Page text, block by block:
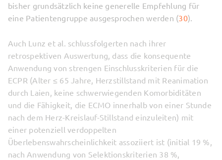
bisher grundsätzlich keine generelle Empfehlung für
eine Patientengruppe ausgesprochen werden (30).
Auch Lunz et al. schlussfolgerten nach ihrer
retrospektiven Auswertung, dass die konsequente
Anwendung von strengen Einschlusskriterien für die
ECPR (Alter ≤ 65 Jahre, Herzstillstand mit Reanimation
durch Laien, keine schwerwiegenden Komorbiditäten
und die Fähigkeit, die ECMO innerhalb von einer Stunde
nach dem Herz-Kreislauf-Stillstand einzuleiten) mit
einer potenziell verdoppelten
Überlebenswahrscheinlichkeit assoziiert ist (initial 19 %,
nach Anwendung von Selektionskriterien 38 %,